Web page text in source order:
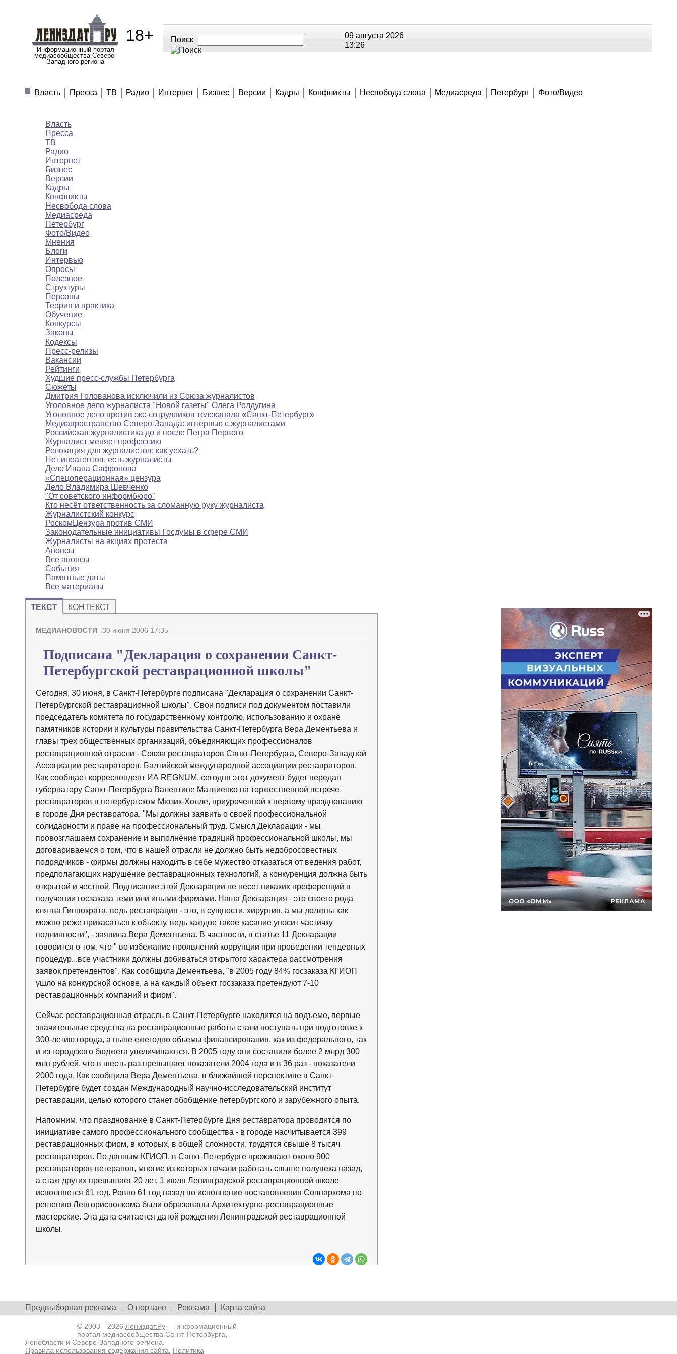
Информационный портал
медиасообщества Северо-
Западного региона
18+ Поиск
09 августа 2026
13:26
Власть
Пресса ТВ Радио Интернет Бизнес Версии Кадры Конфликты Несвобода слова Медиасреда Петербург Фото/Видео
Власть
Пресса
ТВ
Радио
Интернет
Бизнес
Версии
Кадры
Конфликты
Несвобода слова
Медиасреда
Петербург
Фото/Видео
Мнения
Блоги
Интервью
Опросы
Полезное
Структуры
Персоны
Теория и практика
Обучение
Конкурсы
Законы
Кодексы
Пресс-релизы
Вакансии
Рейтинги
Худшие пресс-службы Петербурга
Сюжеты
Дмитрия Голованова исключили из Союза журналистов
Уголовное дело журналиста "Новой газеты" Олега Ролдугина
Уголовное дело против экс-сотрудников телеканала «Санкт-Петербург»
Медиапространство Северо-Запада: интервью с журналистами
Российская журналистика до и после Петра Первого
Журналист меняет профессию
Релокация для журналистов: как уехать?
Нет иноагентов, есть журналисты
Дело Ивана Сафронова
«Спецоперационная» цензура
Дело Владимира Шевченко
"От советского информбюро"
Кто несёт ответственность за сломанную руку журналиста
Журналистский конкурс
РоскомЦензура против СМИ
Законодательные инициативы Госдумы в сфере СМИ
Журналисты на акциях протеста
Анонсы
Все анонсы
События
Памятные даты
Все материалы
ТЕКСТ КОНТЕКСТ
МЕДИАНОВОСТИ 30 июня 2006 17:35
Подписана "Декларация о сохранении Санкт-
Петербургской реставрационной школы"
Сегодня, 30 июня, в Санкт-Петербурге подписана "Декларация о сохранении Санкт-
Петербургской реставрационной школы". Свои подписи под документом поставили
председатель комитета по государственному контролю, использованию и охране
памятников истории и культуры правительства Санкт-Петербурга Вера Дементьева и
главы трех общественных организаций, объединяющих профессионалов
реставрационной отрасли - Союза реставраторов Санкт-Петербурга, Северо-Западной
Ассоциации реставраторов, Балтийской международной ассоциации реставраторов.
Как сообщает корреспондент ИА REGNUM, сегодня этот документ будет передан
губернатору Санкт-Петербурга Валентине Матвиенко на торжественной встрече
реставраторов в петербургском Мюзик-Холле, приуроченной к первому празднованию
в городе Дня реставратора. "Мы должны заявить о своей профессиональной
солидарности и праве на профессиональный труд. Смысл Декларации - мы
провозглашаем сохранение и выполнение традиций профессиональной школы, мы
договариваемся о том, что в нашей отрасли не должно быть недобросовестных
подрядчиков - фирмы должны находить в себе мужество отказаться от ведения работ,
предполагающих нарушение реставрационных технологий, а конкуренция должна быть
открытой и честной. Подписание этой Декларации не несет никаких преференций в
получении госзаказа теми или иными фирмами. Наша Декларация - это своего рода
клятва Гиппократа, ведь реставрация - это, в сущности, хирургия, а мы должны как
можно реже прикасаться к объекту, ведь каждое такое касание уносит частичку
подлинности", - заявила Вера Дементьева. В частности, в статье 11 Декларации
говорится о том, что " во избежание проявлений коррупции при проведении тендерных
процедур...все участники должны добиваться открытого характера рассмотрения
заявок претендентов". Как сообщила Дементьева, "в 2005 году 84% госзаказа КГИОП
ушло на конкурсной основе, а на каждый объект госзаказа претендуют 7-10
реставрационных компаний и фирм".
Сейчас реставрационная отрасль в Санкт-Петербурге находится на подъеме, первые
значительные средства на реставрационные работы стали поступать при подготовке к
300-летию города, а ныне ежегодно объемы финансирования, как из федерального, так
и из городского бюджета увеличиваются. В 2005 году они составили более 2 млрд 300
млн рублей, что в шесть раз превышает показатели 2004 года и в 36 раз - показатели
2000 года. Как сообщила Вера Дементьева, в ближайшей перспективе в Санкт-
Петербурге будет создан Международный научно-исследовательский институт
реставрации, целью которого станет обобщение петербургского и зарубежного опыта.
Напомним, что празднование в Санкт-Петербурге Дня реставратора проводится по
инициативе самого профессионального сообщества - в городе насчитывается 399
реставрационных фирм, в которых, в общей сложности, трудятся свыше 8 тысяч
реставраторов. По данным КГИОП, в Санкт-Петербурге проживают около 900
реставраторов-ветеранов, многие из которых начали работать свыше полувека назад,
а стаж других превышает 20 лет. 1 июля Ленинградской реставрационной школе
исполняется 61 год. Ровно 61 год назад во исполнение постановления Совнаркома по
решению Ленгорисполкома были образованы Архитектурно-реставрационные
мастерские. Эта дата считается датой рождения Ленинградской реставрационной
школы.
Предвыборная реклама О портале Реклама Карта сайта
© 2003—2026 Лениздат.Ру— информационный
портал медиасообщества Санкт-Петербурга,
Ленобласти и Северо-Западного региона.
Правила использования содержания сайта.
Политика